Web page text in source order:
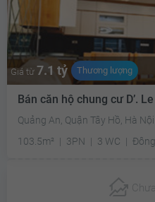
Giá từ 7.1 tỷ Thương lượng
Bán căn hộ chung cư D’.
Quảng An, Quận Tây Hồ, Hà Nội
103.5m²
3PN 3 WC